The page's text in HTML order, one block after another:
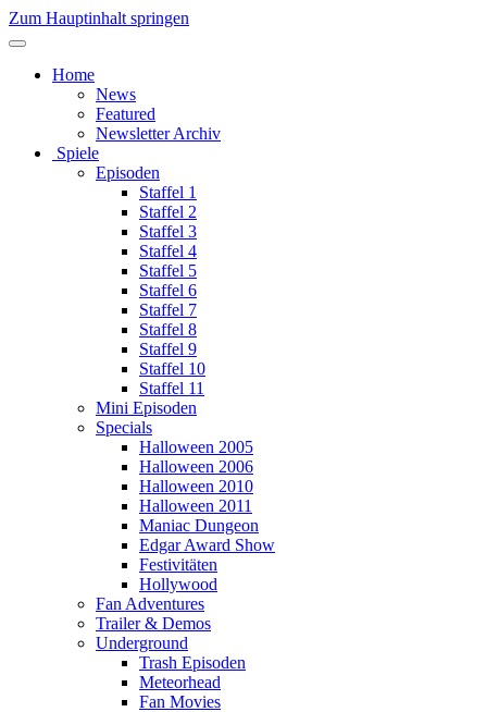
Zum Hauptinhalt springen
Home
News
Featured
Newsletter Archiv
Spiele
Episoden
Staffel 1
Staffel 2
Staffel 3
Staffel 4
Staffel 5
Staffel 6
Staffel 7
Staffel 8
Staffel 9
Staffel 10
Staffel 11
Mini Episoden
Specials
Halloween 2005
Halloween 2006
Halloween 2010
Halloween 2011
Maniac Dungeon
Edgar Award Show
Festivitäten
Hollywood
Fan Adventures
Trailer & Demos
Underground
Trash Episoden
Meteorhead
Fan Movies